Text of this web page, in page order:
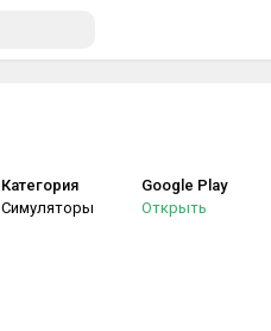
Категория
Симуляторы
Google Play
Открыть